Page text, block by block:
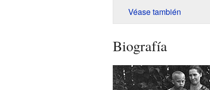
Véase también
Biografía